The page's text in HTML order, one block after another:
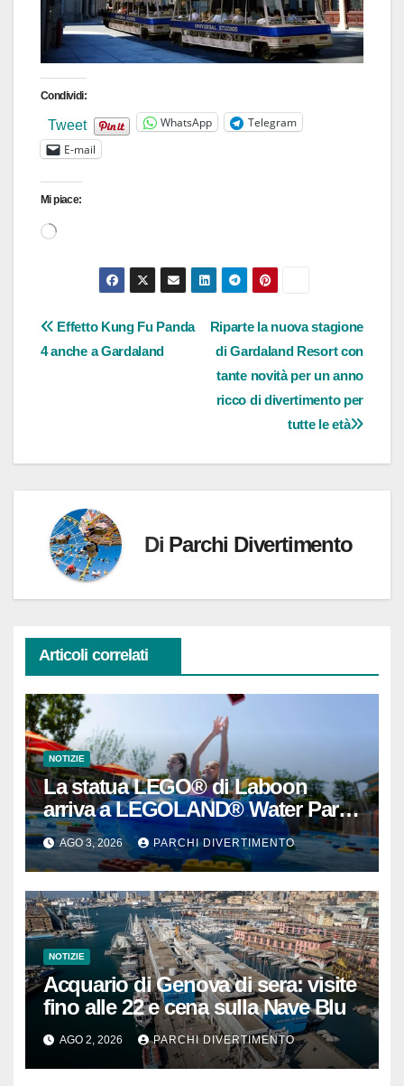
Condividi:
Tweet WhatsApp
Telegram
E-mail
Mi piace:
Caricamento
Navigazione
Riparte la nuova stagione
di Gardaland Resort con
tante novità per un anno
ricco di divertimento per
tutte le età
Effetto Kung Fu Panda
4 anche a Gardaland
Di Parchi Divertimento
Articoli correlati
NOTIZIE
La statua LEGO® di Laboon
arriva a LEGOLAND® Water Park
Gardaland
AGO 3, 2026 PARCHI DIVERTIMENTO
NOTIZIE
Acquario di Genova di sera: visite
fino alle 22 e cena sulla Nave Blu
AGO 2, 2026 PARCHI DIVERTIMENTO